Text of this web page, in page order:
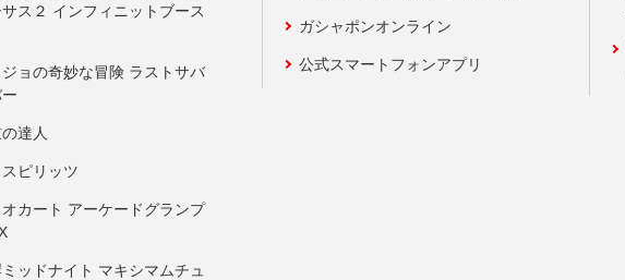
ス２ インフィニットブース
ョの奇妙な冒険 ラストサバ
達人
ピリッツ
カート アーケードグランプ
ッドナイト マキシマムチュ
ガシャポンオンライン
公式スマートフォンアプリ